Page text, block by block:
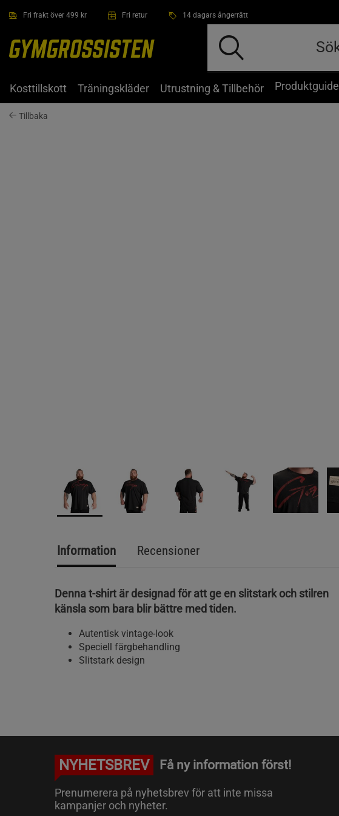
Fri frakt över 499 kr Fri retur 14 dagars ångerrätt
Kosttillskott Träningskläder Utrustning & Tillbehör Produktguide
Tillbaka
Information Recensioner
Denna t-shirt är designad för att ge en slitstark och stilren
känsla som bara blir bättre med tiden.
Autentisk vintage-look
Speciell färgbehandling
Slitstark design
NYHETSBREV Få ny information först!
Prenumerera på nyhetsbrev för att inte missa
kampanjer och nyheter.